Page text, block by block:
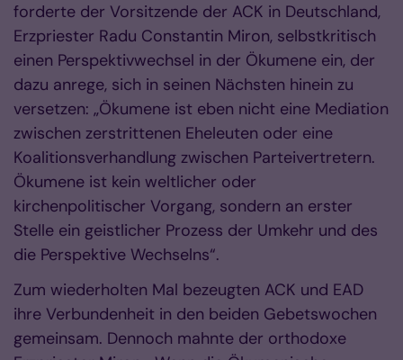
forderte der Vorsitzende der ACK in Deutschland,
Erzpriester Radu Constantin Miron, selbstkritisch
einen Perspektivwechsel in der Ökumene ein, der
dazu anrege, sich in seinen Nächsten hinein zu
versetzen: „Ökumene ist eben nicht eine Mediation
zwischen zerstrittenen Eheleuten oder eine
Koalitionsverhandlung zwischen Parteivertretern.
Ökumene ist kein weltlicher oder
kirchenpolitischer Vorgang, sondern an erster
Stelle ein geistlicher Prozess der Umkehr und des
die Perspektive Wechselns“.
Zum wiederholten Mal bezeugten ACK und EAD
ihre Verbundenheit in den beiden Gebetswochen
gemeinsam. Dennoch mahnte der orthodoxe